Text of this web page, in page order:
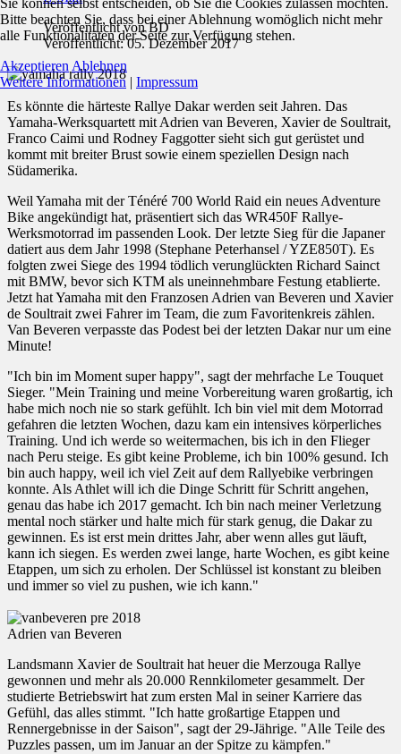
Veröffentlicht vonBD
Veröffentlicht: 05. Dezember 2017
Es könnte die härteste Rallye Dakar werden seit Jahren. Das
Yamaha-Werksquartett mit Adrien van Beveren, Xavier de Soultrait,
Franco Caimi und Rodney Faggotter sieht sich gut gerüstet und
kommt mit breiter Brust sowie einem speziellen Design nach
Südamerika.
Weil Yamaha mit der Ténéré 700 World Raid ein neues Adventure
Bike angekündigt hat, präsentiert sich das WR450F Rallye-
Werksmotorrad im passenden Look. Der letzte Sieg für die Japaner
datiert aus dem Jahr 1998 (Stephane Peterhansel / YZE850T). Es
folgten zwei Siege des 1994 tödlich verunglückten Richard Sainct
mit BMW, bevor sich KTM als uneinnehmbare Festung etablierte.
Jetzt hat Yamaha mit den Franzosen Adrien van Beveren und Xavier
de Soultrait zwei Fahrer im Team, die zum Favoritenkreis zählen.
Van Beveren verpasste das Podest bei der letzten Dakar nur um eine
Minute!
"Ich bin im Moment super happy", sagt der mehrfache Le Touquet
Sieger. "Mein Training und meine Vorbereitung waren großartig, ich
habe mich noch nie so stark gefühlt. Ich bin viel mit dem Motorrad
gefahren die letzten Wochen, dazu kam ein intensives körperliches
Training. Und ich werde so weitermachen, bis ich in den Flieger
nach Peru steige. Es gibt keine Probleme, ich bin 100% gesund. Ich
bin auch happy, weil ich viel Zeit auf dem Rallyebike verbringen
konnte. Als Athlet will ich die Dinge Schritt für Schritt angehen,
genau das habe ich 2017 gemacht. Ich bin nach meiner Verletzung
mental noch stärker und halte mich für stark genug, die Dakar zu
gewinnen. Es ist erst mein drittes Jahr, aber wenn alles gut läuft,
kann ich siegen. Es werden zwei lange, harte Wochen, es gibt keine
Etappen, um sich zu erholen. Der Schlüssel ist konstant zu bleiben
und immer so viel zu pushen, wie ich kann."
Adrien van Beveren
Landsmann Xavier de Soultrait hat heuer die Merzouga Rallye
gewonnen und mehr als 20.000 Rennkilometer gesammelt. Der
studierte Betriebswirt hat zum ersten Mal in seiner Karriere das
Gefühl, das alles stimmt. "Ich hatte großartige Etappen und
Rennergebnisse in der Saison", sagt der 29-Jährige. "Alle Teile des
Puzzles passen, um im Januar an der Spitze zu kämpfen."
Sie können selbst entscheiden, ob Sie die Cookies zulassen möchten.
Bitte beachten Sie, dass bei einer Ablehnung womöglich nicht mehr
alle Funktionalitäten der Seite zur Verfügung stehen.
Akzeptieren Ablehnen
Weitere Informationen | Impressum